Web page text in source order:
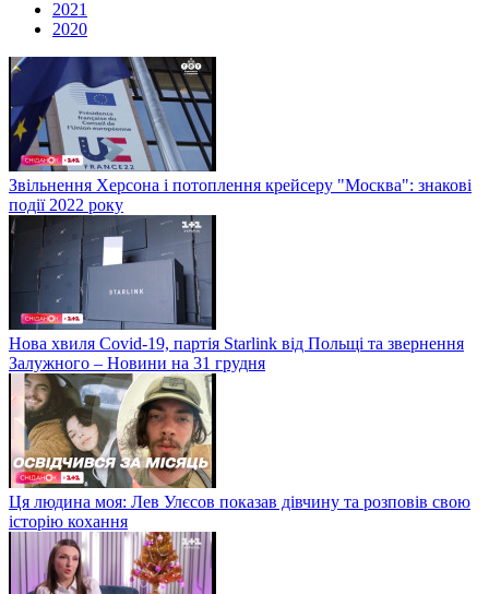
2021
2020
Звільнення Херсона і потоплення крейсеру "Москва": знакові
події 2022 року
Нова хвиля Covid-19, партія Starlink від Польщі та звернення
Залужного – Новини на 31 грудня
Ця людина моя: Лев Улєсов показав дівчину та розповів свою
історію кохання